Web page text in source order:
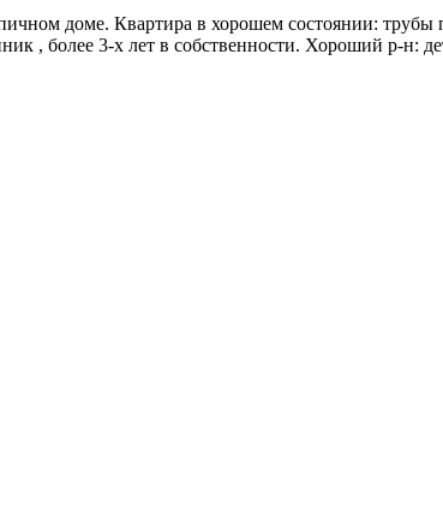
доме. Квартира в хорошем состоянии:
, более 3-х лет в собственности. Хороший р-н: